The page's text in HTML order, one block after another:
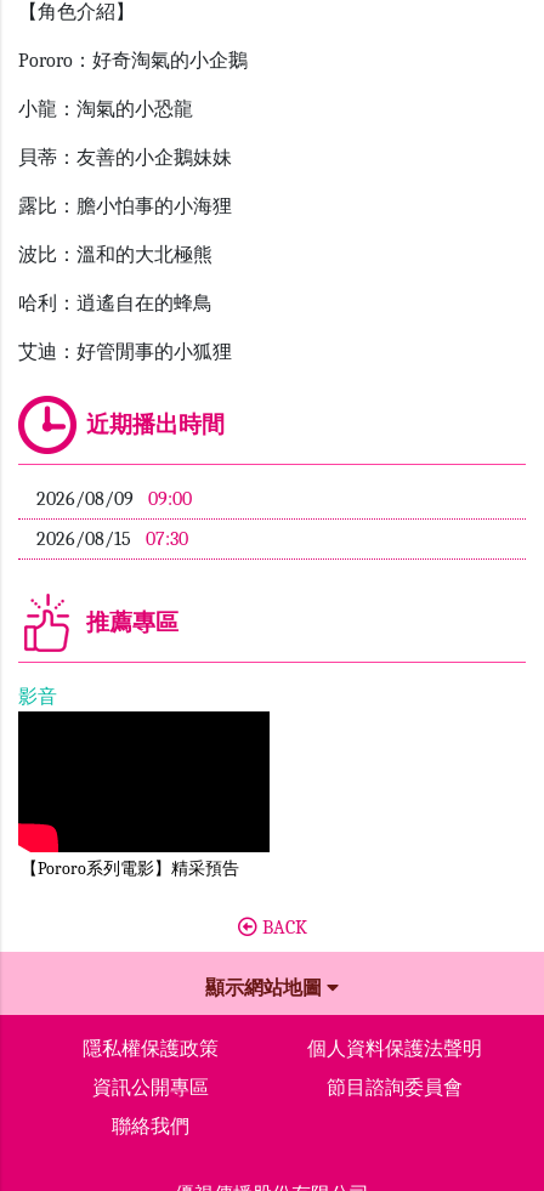
【角色介紹】
Pororo： 好奇淘氣的小企鵝
小龍 ： 淘氣的小恐龍
貝蒂 ： 友善的小企鵝妹妹
露比 ： 膽小怕事的小海狸
波比 ： 溫和的大北極熊
哈利 ： 逍遙自在的蜂鳥
艾迪 ： 好管閒事的小狐狸
近期播出時間
2026/08/09
09:00
2026/08/15
07:30
推薦專區
影音
【Pororo系列電影】精采預告
BACK
顯示網站地圖
隱私權保護政策
個人資料保護法聲明
資訊公開專區
節目諮詢委員會
聯絡我們